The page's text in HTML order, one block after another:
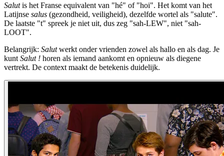
Salutis het Franse equivalent van "hé" of "hoi". Het komt van het
Latijnse salus (gezondheid, veiligheid), dezelfde wortel als "salute".
De laatste "t" spreek je niet uit, dus zeg "sah-LEW", niet "sah-
LOOT".
Belangrijk: Salutwerkt onder vrienden zowel als hallo en als dag. Je
kunt Salut ! horen als iemand aankomt en opnieuw als diegene
vertrekt. De context maakt de betekenis duidelijk.